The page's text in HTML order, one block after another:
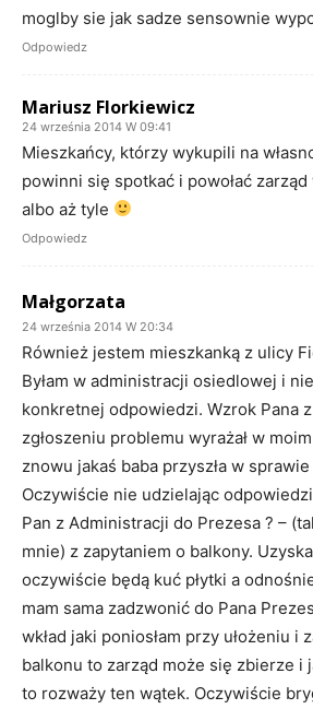
moglby sie jak sadze sensownie
Odpowiedz
Mariusz Florkiewicz
24 września 2014 W 09:41
Mieszkańcy, którzy wykupili na
powinni się spotkać i powołać
albo aż tyle
Odpowiedz
Małgorzata
24 września 2014 W 20:34
Również jestem mieszkanką z ulicy
Byłam w administracji osiedlowej i
konkretnej odpowiedzi. Wzrok Pana
zgłoszeniu problemu wyrażał w
znowu jakaś baba przyszła w
Oczywiście nie udzielając
Pan z Administracji do Prezesa ? –
mnie) z zapytaniem o balkony.
oczywiście będą kuć płytki a
mam sama zadzwonić do Pana
wkład jaki poniosłam przy ułożeniu i
balkonu to zarząd może się zbierze i
to rozważy ten wątek. Oczywiście